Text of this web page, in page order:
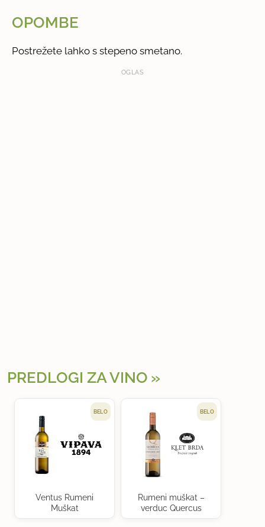
OPOMBE
Postrežete lahko s stepeno smetano.
OGLAS
PREDLOGI ZA VINO
BELO
Ventus Rumeni
Muškat
BELO
Rumeni muškat –
verduc Quercus